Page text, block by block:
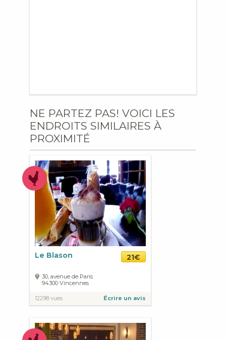
NE PARTEZ PAS! VOICI LES
ENDROITS SIMILAIRES À
PROXIMITÉ
Le Blason 21€
30, avenue de Paris
94300 Vincennes
12298 vues Écrire un avis